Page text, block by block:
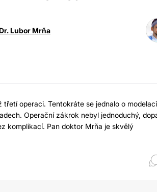
Lubor Mrňa
operaci. Tentokráte se jednalo o modelaci
Operační zákrok nebyl jednoduchý,
komplikací. Pan doktor Mrňa je skvělý